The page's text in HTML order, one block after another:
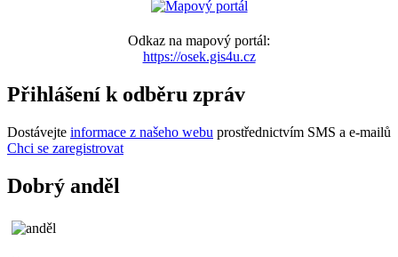
Odkaz na mapový portál:
https://osek.gis4u.cz
Přihlášení k odběru zpráv
Dostávejte informace z našeho webu prostřednictvím SMS a e-mailů
Chci se zaregistrovat
Dobrý anděl